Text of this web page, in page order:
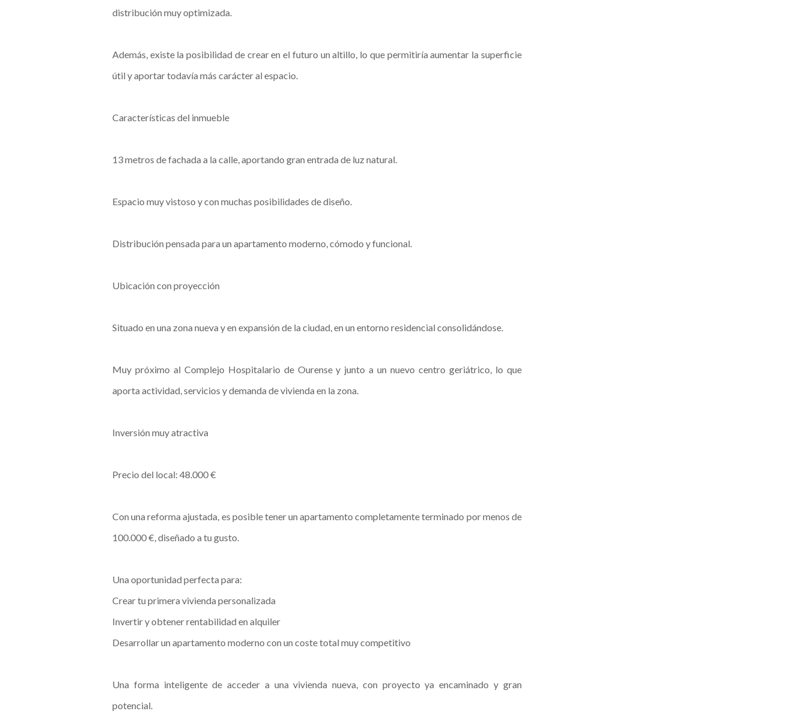
distribución muy optimizada.
Además, existe la posibilidad de crear en el futuro un altillo, lo que permitiría aumentar la superficie
útil y aportar todavía más carácter al espacio.
Características del inmueble
13 metros de fachada a la calle, aportando gran entrada de luz natural.
Espacio muy vistoso y con muchas posibilidades de diseño.
Distribución pensada para un apartamento moderno, cómodo y funcional.
Ubicación con proyección
Situado en una zona nueva y en expansión de la ciudad, en un entorno residencial consolidándose.
Muy próximo al Complejo Hospitalario de Ourense y junto a un nuevo centro geriátrico, lo que
aporta actividad, servicios y demanda de vivienda en la zona.
Inversión muy atractiva
Precio del local: 48.000 €
Con una reforma ajustada, es posible tener un apartamento completamente terminado por menos de
100.000 €, diseñado a tu gusto.
Una oportunidad perfecta para:
Crear tu primera vivienda personalizada
Invertir y obtener rentabilidad en alquiler
Desarrollar un apartamento moderno con un coste total muy competitivo
Una forma inteligente de acceder a una vivienda nueva, con proyecto ya encaminado y gran
potencial.